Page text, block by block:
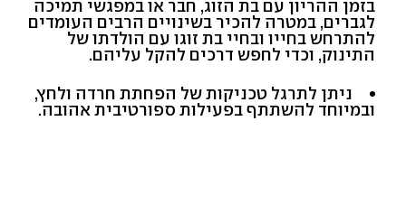
בזמן ההריון עם בת הזוג, חבר או במפגשי תמיכה
לגברים, במטרה להכיר בשינויים הרבים העומדים
להתרחש בחייו ובחיי בת זוגו עם הולדתו של
התינוק, וכדי לחפש דרכים להקל עליהם.
ניתן לתרגל טכניקות של הפחתת חרדה ולחץ,
ובמיוחד להשתתף בפעילות ספורטיבית אהובה.